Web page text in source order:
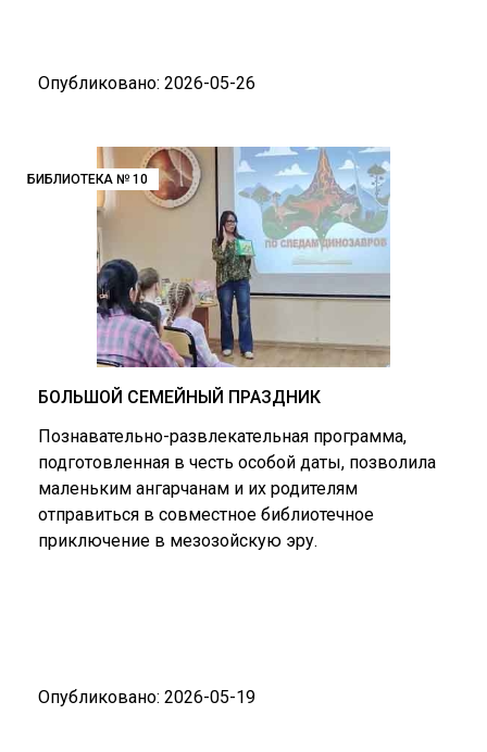
Опубликовано: 2026-05-26
БИБЛИОТЕКА № 10
БОЛЬШОЙ СЕМЕЙНЫЙ ПРАЗДНИК
Познавательно-развлекательная программа,
подготовленная в честь особой даты, позволила
маленьким ангарчанам и их родителям
отправиться в совместное библиотечное
приключение в мезозойскую эру.
Опубликовано: 2026-05-19